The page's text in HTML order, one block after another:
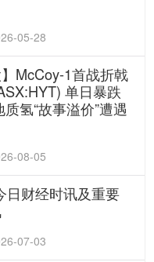
05-28
】McCoy-1首战折戟
单日暴跌
氢“故事溢价”遭遇
08-05
日财经时讯及重要
07-03